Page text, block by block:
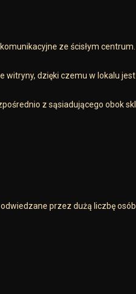
ze ścisłym centrum.
witryny, dzięki czemu w lokalu
z sąsiadującego obok
przez dużą liczbę